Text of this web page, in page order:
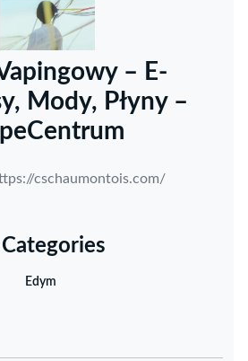
– E-
Mody, Płyny –
cschaumontois.com/
Categories
Edym